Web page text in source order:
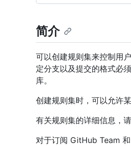
简介
可以创建规则集来控制用
定分支以及提交的格式必
库。
创建规则集时，可以允许
有关规则集的详细信息，
对于订阅 GitHub Team